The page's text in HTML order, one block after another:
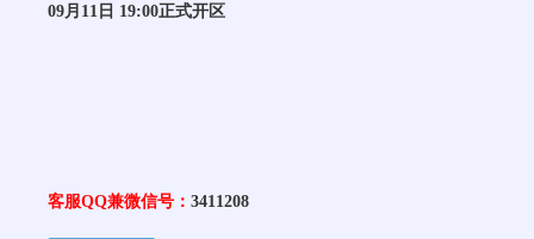
09月11日 19:00正式开区
客服QQ兼微信号： 3411208